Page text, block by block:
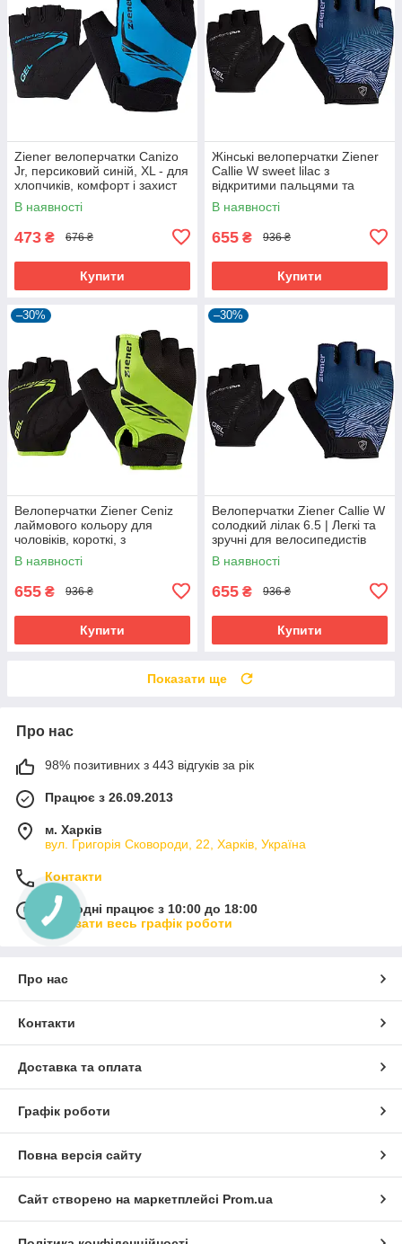
Ziener велоперчатки Canizo
Jr, персиковий синій, XL - для
хлопчиків, комфорт і захист
В наявності
473 ₴ 676 ₴
Купити
Жінські велоперчатки Ziener
Callie W sweet lilac з
відкритими пальцями та
дихаючою шкірою Amara
В наявності
655 ₴ 936 ₴
Купити
–30%
Велоперчатки Ziener Ceniz
лаймового кольору для
чоловіків, короткі, з
амортизуючими вставками та
гелевими подушечками
В наявності
655 ₴ 936 ₴
Купити
–30%
Велоперчатки Ziener Callie W
солодкий лілак 6.5 | Легкі та
зручні для велосипедистів
В наявності
655 ₴ 936 ₴
Купити
Показати ще
Про нас
98% позитивних з 443 відгуків за рік
Працює з 26.09.2013
м. Харків
вул. Григорія Сковороди, 22, Харків, Україна
Контакти
Сьогодні працює з 10:00 до 18:00
Показати весь графік роботи
Про нас
Контакти
Доставка та оплата
Графік роботи
Повна версія сайту
Сайт створено на маркетплейсі Prom.ua